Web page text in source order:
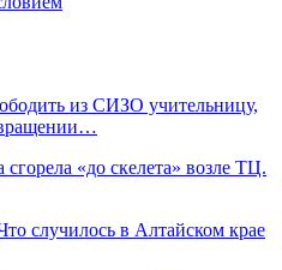
из СИЗО учительницу,
«до скелета» возле ТЦ.
случилось в Алтайском крае